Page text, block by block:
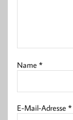
Name*
E-Mail-Adresse*